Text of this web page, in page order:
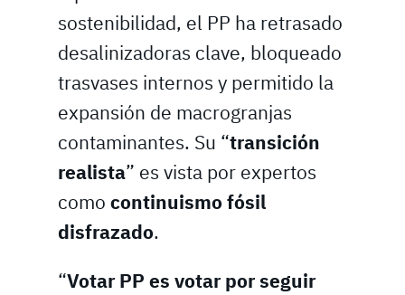
sostenibilidad, el PP ha retrasado
desalinizadoras clave, bloqueado
trasvases internos y permitido la
expansión de macrogranjas
contaminantes. Su “transición
realista” es vista por expertos
como continuismo fósil
disfrazado.
“Votar PP es votar por seguir